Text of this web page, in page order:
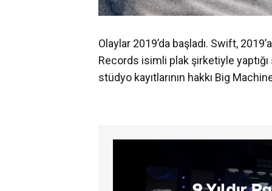
Olaylar 2019’da başladı. Swift,
Records isimli plak şirketiyle
stüdyo kayıtlarının hakkı Big